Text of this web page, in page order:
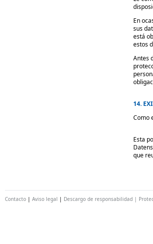
En
sus
está
estos
Antes
14.
Como
Esta
que
Contacto | Aviso legal | Descargo de responsabilidad |